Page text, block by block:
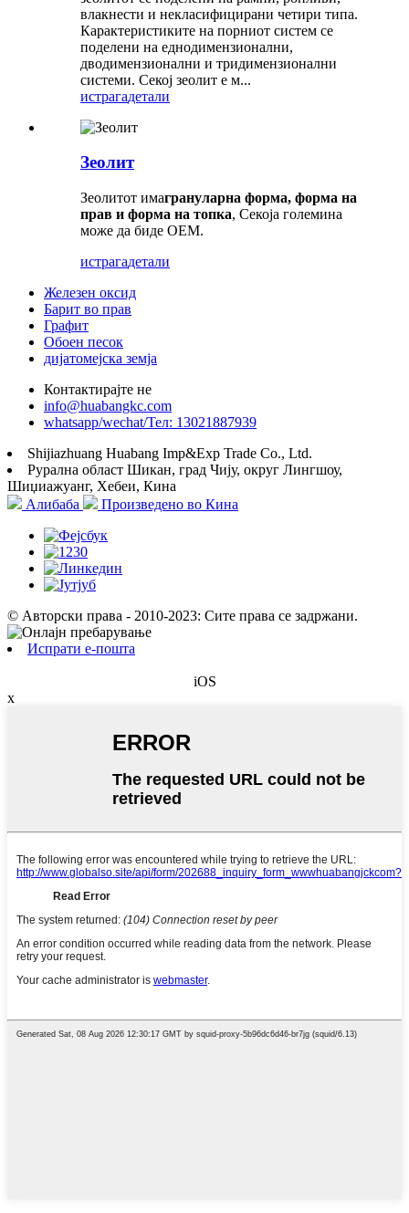
влакнести и некласифицирани четири типа.
Карактеристиките на порниот систем се
поделени на еднодимензионални,
дводимензионални и тридимензионални
системи. Секој зеолит е м...
истрагадетали
Зеолит
Зеолитот имагрануларна форма, форма на
прав и форма на топка, Секоја големина
може да биде OEM.
истрагадетали
Железен оксид
Барит во прав
Графит
Обоен песок
дијатомејска земја
Контактирајте не
info@huabangkc.com
whatsapp/wechat/Тел: 13021887939
Shijiazhuang Huabang Imp&Exp Trade Co., Ltd.
Рурална област Шикан, град Чију, округ Лингшоу,
Шиџиажуанг, Хебеи, Кина
Алибаба
Произведено во Кина
© Авторски права - 2010-2023: Сите права се задржани.
Испрати е-пошта
iOS
x